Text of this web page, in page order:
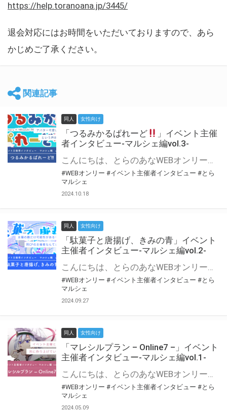
https://help.toranoana.jp/3445/
退会対応にはお時間をいただいておりますので、あら
かじめご了承ください。
関連記事
同人 女性向け
「つるみかるぱれーど
」イベント主催
者インタビュー-マルシェ編vol.3-
こんにちは、とらのあなWEBオンリー運営スタッフです。 新たにお届けする、イベント主催者インタビュー-マルシェ編-は、 とらのあなWEBオンリー「マルシェ」をご利用した主催様に 「マルシェ」を使って開催した感想や心がけをお聞きする企画です。 今回は、WEBオンリー初開催「つるみかるぱれーど
#WEBオンリー #イベント主催者インタビュー #とら
マルシェ
2024.10.18
同人 女性向け
「駄菓子と唐揚げ、きみの青」イベント
主催者インタビュー-マルシェ編vol.2-
こんにちは、とらのあなWEBオンリー運営スタッフです。 新たにお届けする、イベント主催者インタビュー-マルシェ編-は、 とらのあなWEBオンリー「マルシェ」をご利用の主催様に 「マルシェ」を使ってイベントを開催した感想や心がけをお聞きする企画です。 今回は、WEBオンリー初開催「駄菓子と唐揚げ、きみの青」より、 主催のぎこ六屋様にお話を伺いました。 協力：ぎこ六屋様／イベント公式Twitter（@krkgwks） とらのあなWEBオンリー「マルシェ」とは？ WEBオンリーでリアルタイムでコミュニケーションがとれるオンライン会場です。
#WEBオンリー #イベント主催者インタビュー #とら
マルシェ
2024.09.27
同人 女性向け
「マレシルプラン – Online7 –」イベント
主催者インタビュー-マルシェ編vol.1-
こんにちは、とらのあなWEBオンリー運営スタッフです。 新たにお届けする、イベント主催者インタビュー-マルシェ編-は、 とらのあなWEBオンリー「マルシェ」をご利用した主催様に 「マルシェ」を使って開催した感想や心がけをお聞きする企画です。 今回は、WEBオンリー開催7回目迎えた「マレシルプラン – Online7 –」より、 主催の玉川うた様にお話を伺いました。 ▼マレシルプランのインタビュー前回記事 「イベント主催者インタビュー vol.6」はこちら 協力：玉川うた様（マレシルプラン実行委員会 代表）／イベント公式Twitter（@mallesil_plan） とらのあなWEBオンリー「マルシェ」とは？ WEBオンリーでリアルタイムでコミュニケーションがとれるオンライン会場です。
#WEBオンリー #イベント主催者インタビュー #とら
マルシェ
2024.05.09